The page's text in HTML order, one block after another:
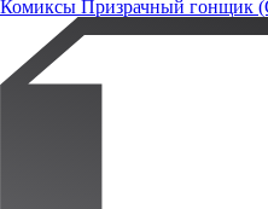
Комиксы Призрачный гонщик